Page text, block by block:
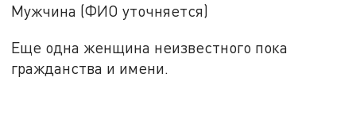
Мужчина (ФИО уточняется)
Еще одна женщина неизвестного пока
гражданства и имени.